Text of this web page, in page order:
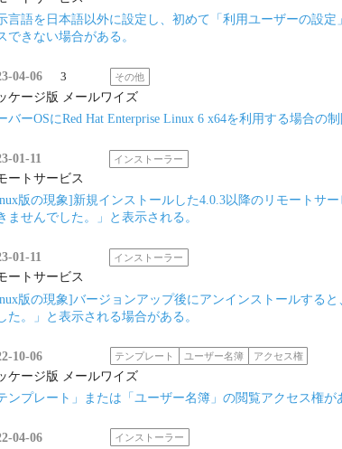
言語を日本語以外に設定し、初めて「利用ユーザーの設
できない場合がある。
04-06 3 その他
ケージ版 メールワイズ
バーOSにRed Hat Enterprise Linux 6 x64を利用する場合の
01-11 インストーラー
ートサービス
版の現象]新規インストールした4.0.3以降のリモートサ
ませんでした。」と表示される。
01-11 インストーラー
ートサービス
版の現象]バージョンアップ後にアンインストールする
た。」と表示される場合がある。
10-06 テンプレート ユーザー名簿 アクセス権
ケージ版 メールワイズ
ンプレート」または「ユーザー名簿」の閲覧アクセス権
04-06 インストーラー